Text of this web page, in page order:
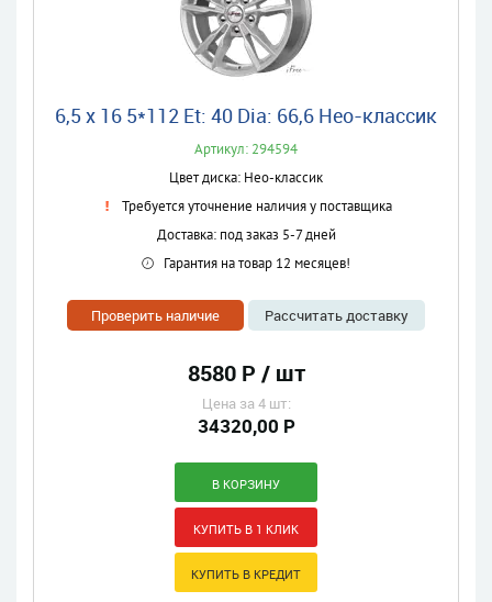
6,5 x 16 5*112 Et: 40 Dia: 66,6 Нео-классик
Артикул: 294594
Цвет диска: Нео-классик
Требуется уточнение наличия у поставщика
Доставка: под заказ 5-7 дней
Гарантия на товар 12 месяцев!
Проверить наличие Рассчитать доставку
8580 Р / шт
Цена за 4 шт:
34320,00 Р